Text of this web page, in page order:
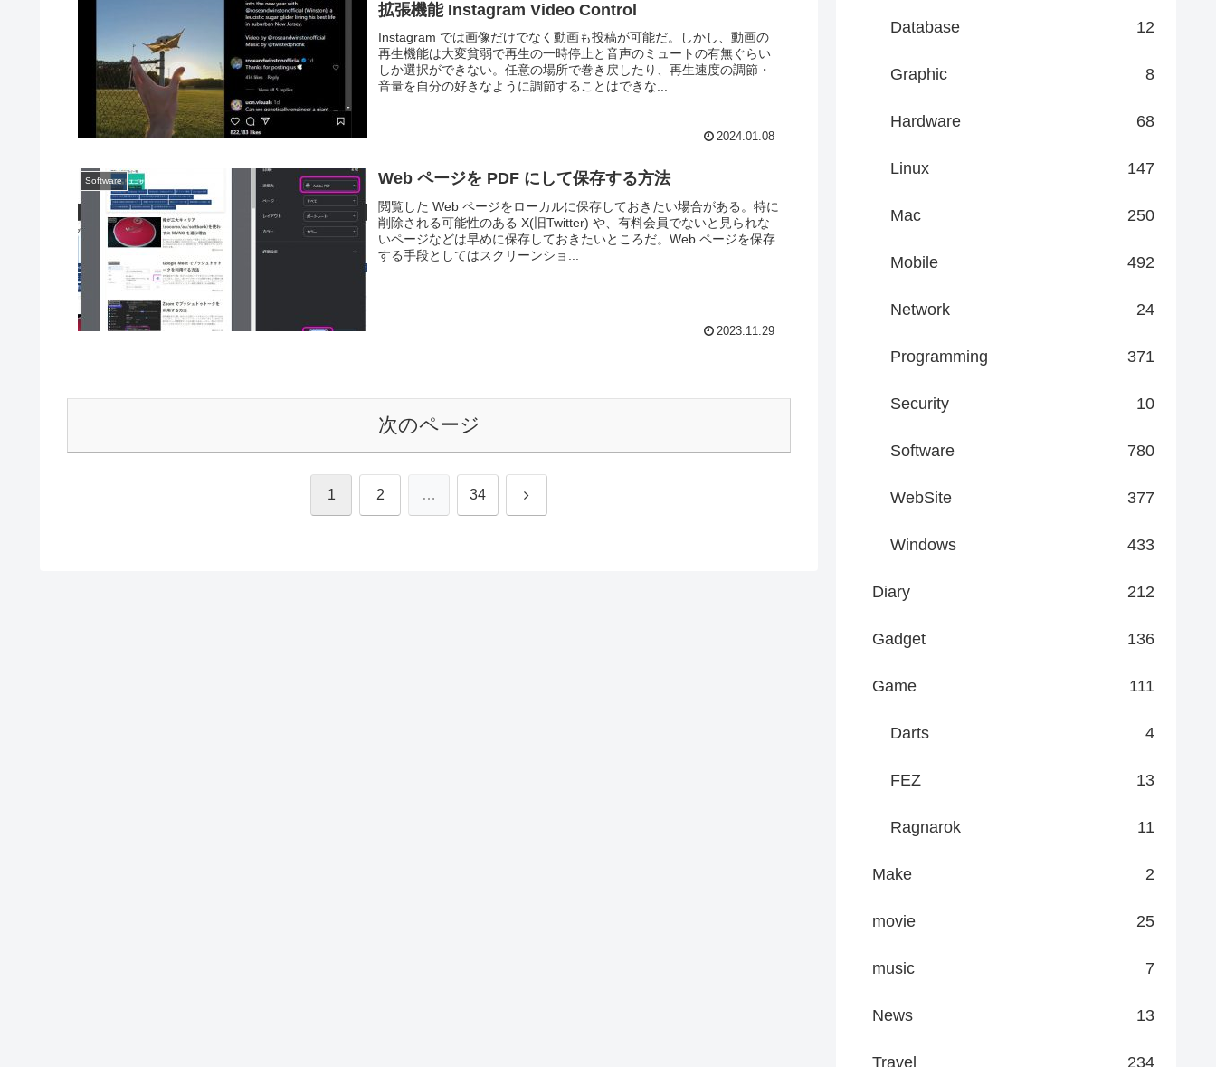
拡張機能 Instagram Video Control
Instagram では画像だけでなく動画も投稿が可能だ。しかし、動画の
再生機能は大変貧弱で再生の一時停止と音声のミュートの有無ぐらい
しか選択ができない。任意の場所で巻き戻したり、再生速度の調節・
音量を自分の好きなように調節することはできな...
2024.01.08
Software Web ページを PDF にして保存する方法
閲覧した Web ページをローカルに保存しておきたい場合がある。特に
削除される可能性のある X(旧Twitter) や、有料会員でないと見られな
いページなどは早めに保存しておきたいところだ。Web ページを保存
する手段としてはスクリーンショ...
2023.11.29
次のページ
1 2 … 34 次
Database 12
Graphic 8
Hardware 68
Linux 147
Mac 250
Mobile 492
Network 24
Programming 371
Security 10
Software 780
WebSite 377
Windows 433
Diary 212
Gadget 136
Game 111
Darts 4
FEZ 13
Ragnarok 11
Make 2
movie 25
music 7
News 13
Travel 234